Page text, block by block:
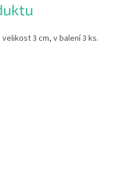
3 cm, v balení 3 ks.